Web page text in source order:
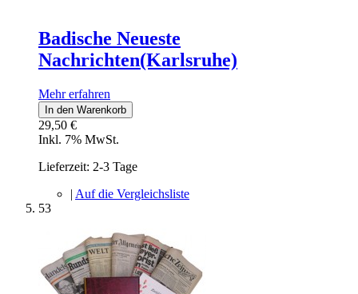
Badische Neueste
Nachrichten(Karlsruhe)
Mehr erfahren
In den Warenkorb
29,50 €
Inkl. 7% MwSt.
Lieferzeit: 2-3 Tage
| Auf die Vergleichsliste
53